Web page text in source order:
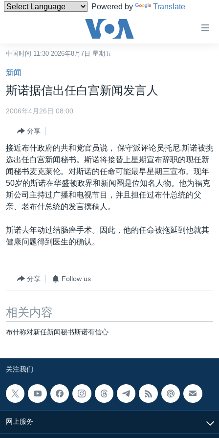
Powered by Translate
碍
链
接
跳
转
跳
转
到
导
航
转
检
中国
港澳
国际
最新国际新闻
印太
中东
非洲
全球议题
分类新闻
经济·金融·贸易
人权·法律·宗教
军事
环境
美中关系
热点专题
国会报道
美国建国250周年
埃博拉疫情
美国之音专访
重要讲话与声明
关注新疆
VOA今日焦点
关注我们
中国时间 11:30 2026年8月7日 星期五
新闻
斯诺据信出任白宫新闻发言人
2006年4月26日 08:00
分享
接近布什政府的共和党官员说， 保守派评论员托尼.斯诺被挑
选出任白宫新闻秘书。斯诺将接替上星期宣布辞职的现任新
闻秘书麦克莱伦。对斯诺的任命可能最早星期三宣布。现年
50岁的斯诺在华盛顿政界和新闻圈是位知名人物。他为福克
斯公司主持过广播和电视节目，并且担任过布什总统的父
亲、老布什总统的发言撰稿人。
斯诺去年动过结肠癌手术。因此，他的任命被拖延到他就其
健康问题得到医生的确认。
分享 Follow us
相关内容
布什称对新任新闻秘书斯诺有信心
关注我们
网上服务